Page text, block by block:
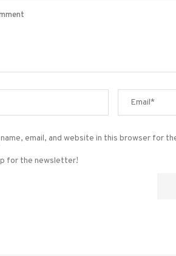
name, email, and website in this browser for
for the newsletter!